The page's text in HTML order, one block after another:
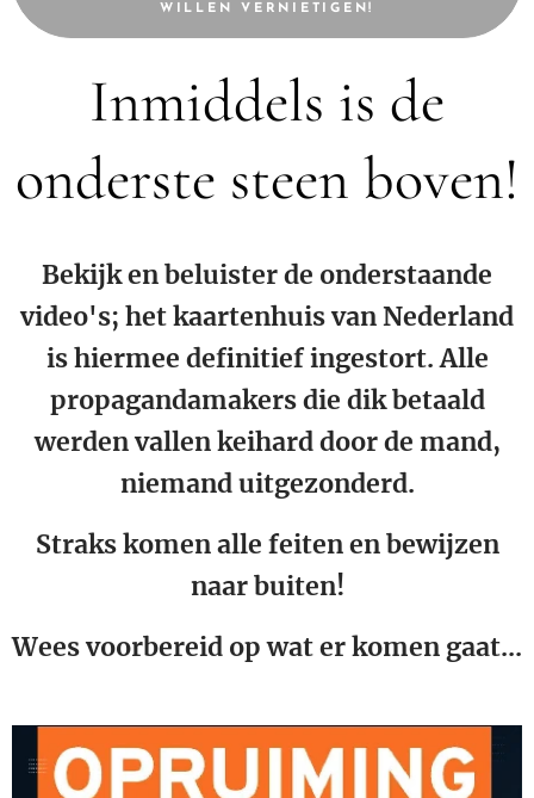
WILLEN VERNIETIGEN!
Inmiddels is de
onderste steen boven!
Bekijk en beluister de onderstaande
video's; het kaartenhuis van Nederland
is hiermee definitief ingestort. Alle
propagandamakers die dik betaald
werden vallen keihard door de mand,
niemand uitgezonderd.
Straks komen alle feiten en bewijzen
naar buiten!
Wees voorbereid op wat er komen gaat...